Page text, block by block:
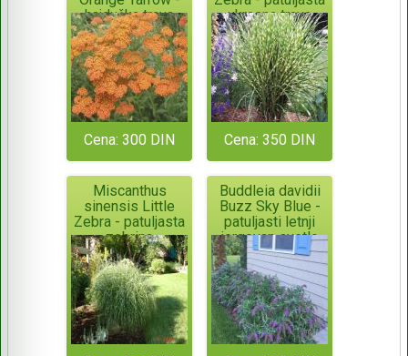
hajdučka trava
Cena: 300 DIN
ukrasna trava
Cena: 350 DIN
Miscanthus
sinensis Little
Zebra - patuljasta
zebrina
Buddleia davidii
Buzz Sky Blue -
patuljasti letnji
jorgovan svetlo
ljubičaste boje